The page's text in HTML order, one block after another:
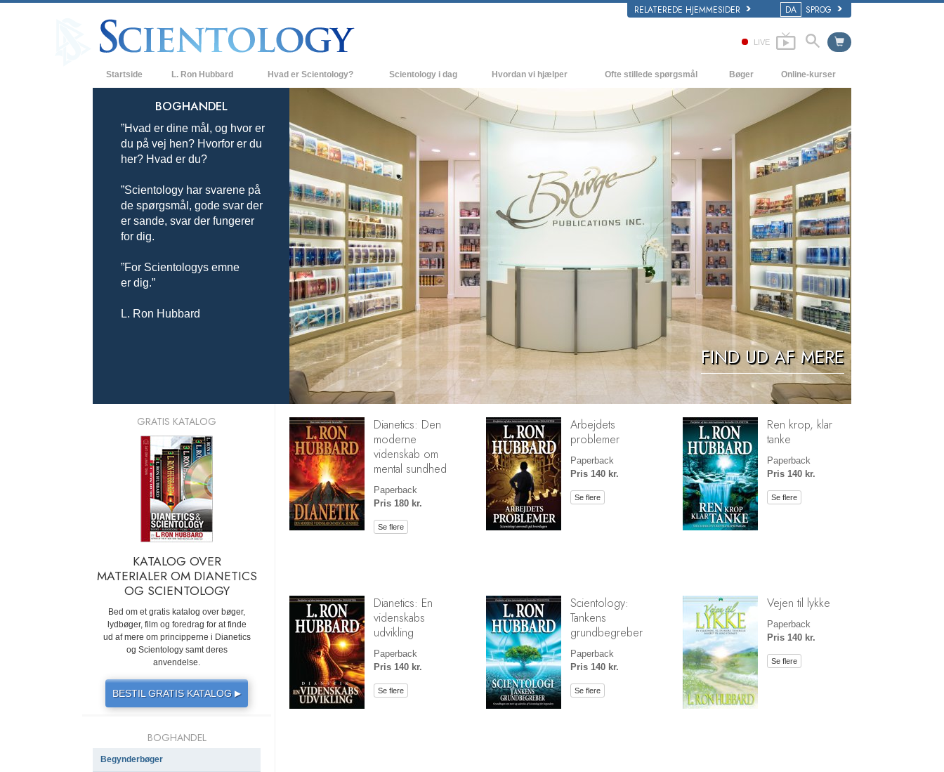
RELATEREDE HJEMMESIDER DA SPROG
LIVE
Startside L. Ron Hubbard Hvad er Scientology?
Anskuelser og udøvelser
Scientologys tro og kodekser
Hvad scientologer siger om Scientology
Mød en scientolog
Indenfor i en Kirke
De grundlæggende principper
i Scientology
En introduktion til Dianetics
Kærlighed og had –
Hvad er storhed?
Scientology i dag
Nye Scientology kirker
Avancerede Organisationer
Flag Landbasen
Freewinds
Bringer Scientology ud til hele verden
David Miscavige - Scientology
religionens kirkelige leder
Hvordan vi hjælper Ofte stillede spørgsmål
Baggrund og grundprincipper
Indenfor i en Kirke
Scientology organisationerne
Bøger
Lydbøger
Introducerende foredrag
Online-kurser
Hvordan man løser konflikter
Tilværelsens dynamikker
Forståelse
Løsninger til hjælp mod de farlige
omgivelser
Assister ved sygdom og skader
Integritet og ærlighed
Ægteskab
Følelsernes toneskala
Løsningen på stoffer
Børn
Redskaber til arbejdspladsen
Etik og din tilstand
Årsagen til undertrykkelse
Undersøgelser
Organiseringens grundlag
Det grundlæggende om public relations
FIND UD AF MERE
BOGHANDEL
”Hvad er dine mål, og hvor er
du på vej hen? Hvorfor er du
her? Hvad er du?
”Scientology har svarene på
de spørgsmål, gode svar der
er sande, svar der fungerer
for dig.
”For Scientologys emne
er dig.”
L. Ron Hubbard
Dianetics: Den
moderne
videnskab om
mental sundhed
Paperback
Pris 180 kr.
Se flere
Arbejdets
problemer
Paperback
Pris 140 kr.
Se flere
Ren krop, klar
tanke
Paperback
Pris 140 kr.
Se flere
Dianetics: En
videnskabs
udvikling
Paperback
Pris 140 kr.
Se flere
Scientology:
Tankens
grundbegreber
Paperback
Pris 140 kr.
Se flere
Vejen til lykke
Paperback
Pris 140 kr.
Se flere
GRATIS KATALOG
KATALOG OVER
MATERIALER OM DIANETICS
OG SCIENTOLOGY
Bed om et gratis katalog over bøger,
lydbøger, film og foredrag for at finde
ud af mere om principperne i Dianetics
og Scientology samt deres
anvendelse.
BESTIL GRATIS KATALOG ▶
BOGHANDEL
Begynderbøger